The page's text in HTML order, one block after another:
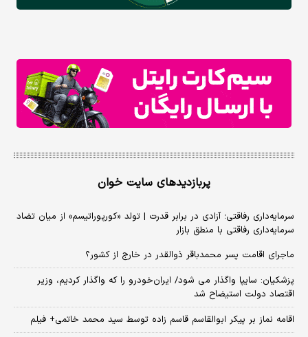
پربازدیدهای سایت خوان
سرمایه‌داری رفاقتی؛ آزادی در برابر قدرت | تولد «کورپوراتیسم» از میان تضاد
سرمایه‌داری رفاقتی با منطق بازار
ماجرای اقامت پسر محمدباقر ذوالقدر در خارج از کشور؟
پزشکیان: سایپا واگذار می شود/ ایران‌خودرو را که واگذار کردیم، وزیر
اقتصاد دولت استیضاح شد
اقامه نماز بر پیکر ابوالقاسم قاسم زاده توسط سید محمد خاتمی+ فیلم